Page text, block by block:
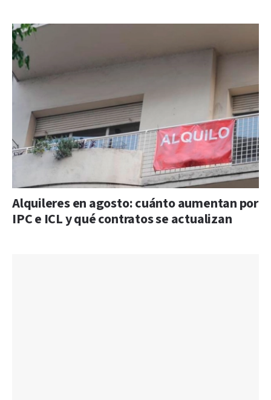
Alquileres en agosto: cuánto aumentan por
IPC e ICL y qué contratos se actualizan